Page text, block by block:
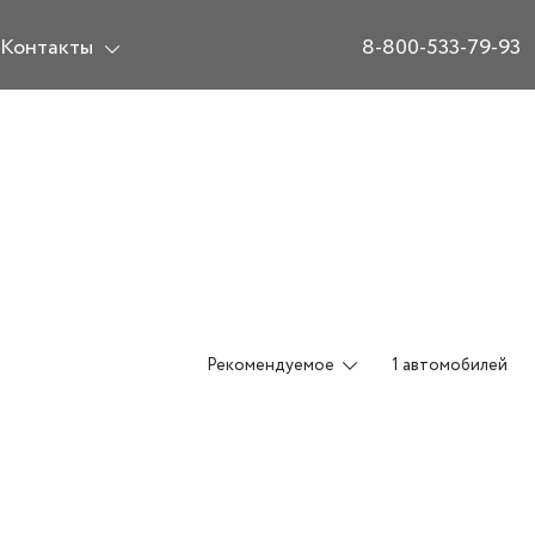
Контакты 8-800-533-79-93
Рекомендуемое 1 автомобилей